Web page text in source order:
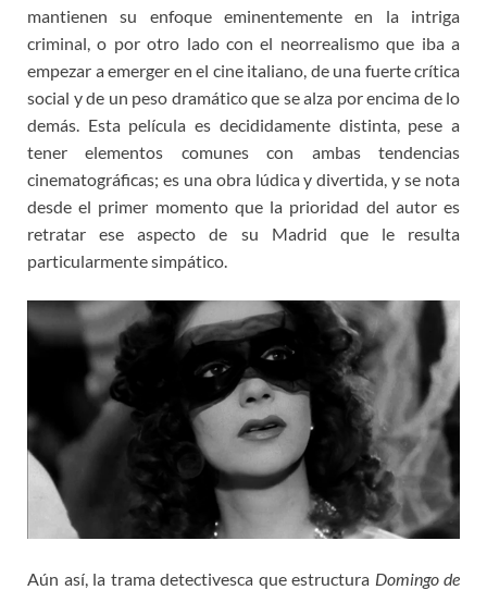
mantienen su enfoque eminentemente en la intriga
criminal, o por otro lado con el neorrealismo que iba a
empezar a emerger en el cine italiano, de una fuerte crítica
social y de un peso dramático que se alza por encima de lo
demás. Esta película es decididamente distinta, pese a
tener elementos comunes con ambas tendencias
cinematográficas; es una obra lúdica y divertida, y se nota
desde el primer momento que la prioridad del autor es
retratar ese aspecto de su Madrid que le resulta
particularmente simpático.
Aún así, la trama detectivesca que estructura Domingo de